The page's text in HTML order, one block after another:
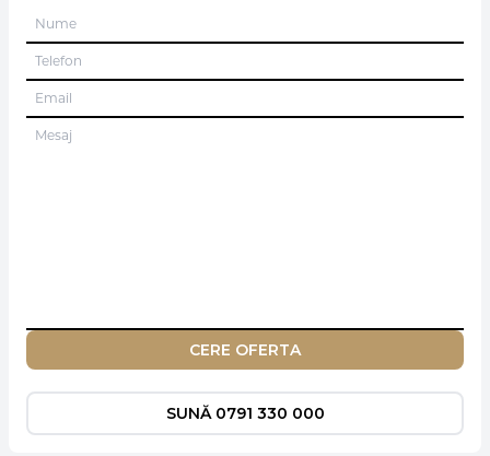
CERE OFERTA
SUNĂ 0791 330 000